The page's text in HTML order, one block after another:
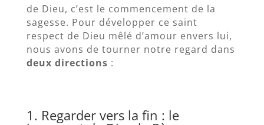
de Dieu, c’est le commencement de la
sagesse. Pour développer ce saint
respect de Dieu mêlé d’amour envers lui,
nous avons de tourner notre regard dans
deux directions :
1. Regarder vers la fin : le